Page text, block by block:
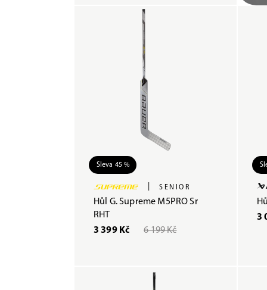
Sleva 45 %
SENIOR
Hůl G. Supreme M5PRO Sr
RHT
3 399 Kč
6 199 Kč
3